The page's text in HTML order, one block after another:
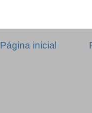
Página inicial